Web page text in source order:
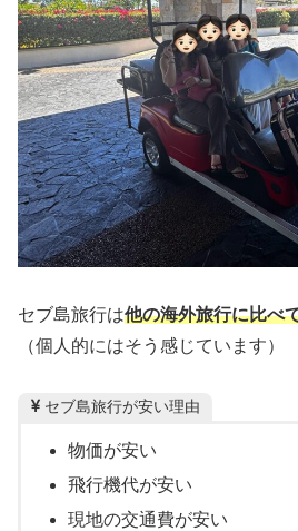
セブ島旅行は他の海外旅行に比べ
（個人的にはそう感じています）
セブ島旅行が安い理由
物価が安い
飛行機代が安い
現地の交通費が安い